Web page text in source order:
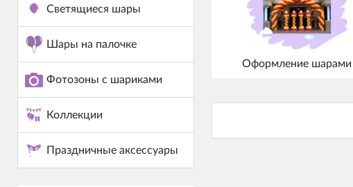
Светящиеся шары
Шары на палочке
Фотозоны с шариками
Коллекции
Праздничные аксессуары
Оформление шарами